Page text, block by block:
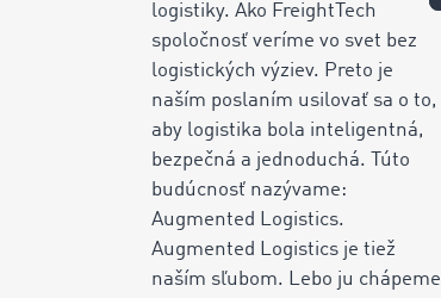
logistiky. Ako FreightTech
spoločnosť veríme vo svet bez
logistických výziev. Preto je
naším poslaním usilovať sa o to,
aby logistika bola inteligentná,
bezpečná a jednoduchá. Túto
budúcnosť nazývame:
Augmented Logistics.
Augmented Logistics je tiež
naším sľubom. Lebo ju chápeme